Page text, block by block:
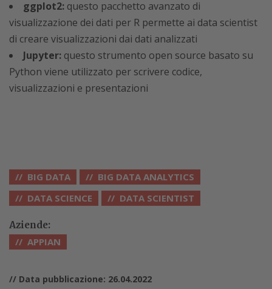
ggplot2: questo pacchetto avanzato di
visualizzazione dei dati per R permette ai data scientist
di creare visualizzazioni dai dati analizzati
Jupyter: questo strumento open source basato su
Python viene utilizzato per scrivere codice,
visualizzazioni e presentazioni
BIG DATA
BIG DATA ANALYTICS
DATA SCIENCE
DATA SCIENTIST
Aziende:
APPIAN
// Data pubblicazione: 26.04.2022